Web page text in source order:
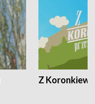
Z